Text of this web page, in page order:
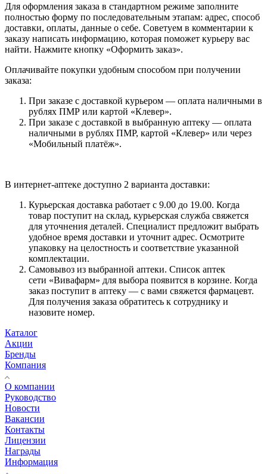
Для оформления заказа в стандартном режиме заполните
полностью форму по последовательным этапам: адрес, способ
доставки, оплаты, данные о себе. Советуем в комментарии к
заказу написать информацию, которая поможет курьеру вас
найти. Нажмите кнопку «Оформить заказ».
Оплачивайте покупки удобным способом при получении
заказа:
При заказе с доставкой курьером — оплата наличными в
рублях ПМР или картой «Клевер».
При заказе с доставкой в выбранную аптеку — оплата
наличными в рублях ПМР, картой «Клевер» или через
«Мобильный платёж».
В интернет-аптеке доступно 2 варианта доставки:
Курьерская доставка работает с 9.00 до 19.00. Когда
товар поступит на склад, курьерская служба свяжется
для уточнения деталей. Специалист предложит выбрать
удобное время доставки и уточнит адрес. Осмотрите
упаковку на целостность и соответствие указанной
комплектации.
Самовывоз из выбранной аптеки. Список аптек
сети «Вивафарм» для выбора появится в корзине. Когда
заказ поступит в аптеку — с вами свяжется фармацевт.
Для получения заказа обратитесь к сотруднику и
назовите номер.
Каталог
Акции
Бренды
Компания
О компании
Руководство
Новости
Вакансии
Контакты
Лицензии
Награды
Информация